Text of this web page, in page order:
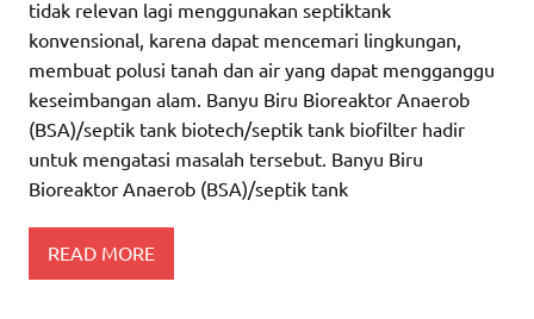
tidak relevan lagi menggunakan septiktank
konvensional, karena dapat mencemari lingkungan,
membuat polusi tanah dan air yang dapat mengganggu
keseimbangan alam. Banyu Biru Bioreaktor Anaerob
(BSA)/septik tank biotech/septik tank biofilter hadir
untuk mengatasi masalah tersebut. Banyu Biru
Bioreaktor Anaerob (BSA)/septik tank
READ MORE